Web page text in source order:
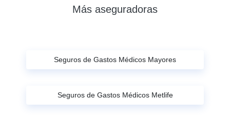
Más aseguradoras
Seguros de Gastos Médicos Mayores
Seguros de Gastos Médicos Metlife